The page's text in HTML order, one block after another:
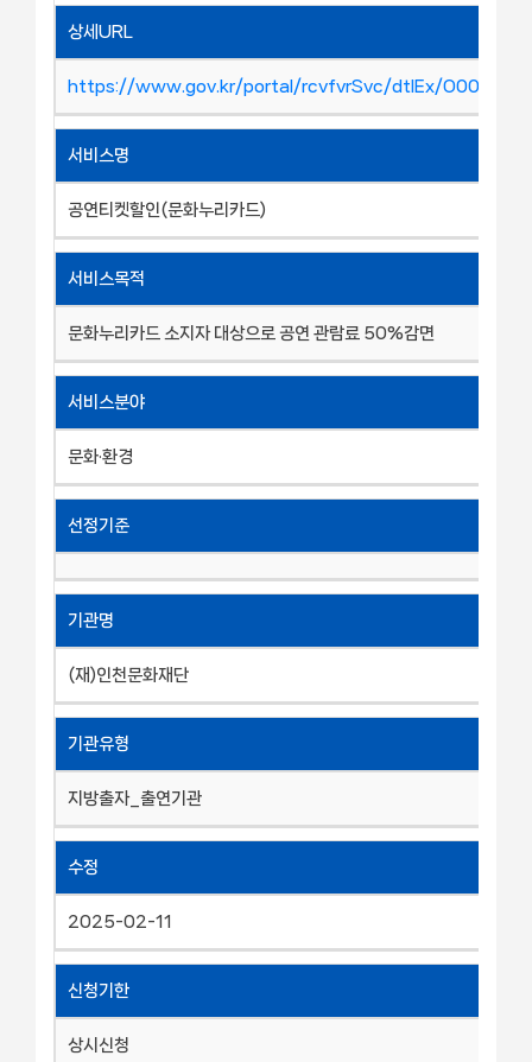
상세URL
https://www.gov.kr/portal/rcvfvrSvc/dtlEx/
서비스명
공연티켓할인(문화누리카드)
서비스목적
문화누리카드 소지자 대상으로 공연 관람료 50%감면
서비스분야
문화·환경
선정기준
기관명
(재)인천문화재단
기관유형
지방출자_출연기관
수정
2025-02-11
신청기한
상시신청